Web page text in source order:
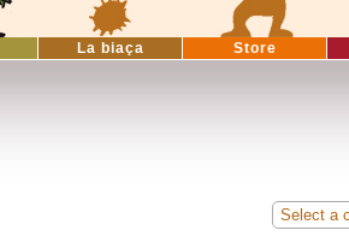
La biaça Store